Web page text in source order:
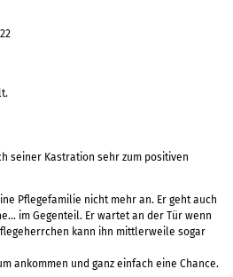
seiner Kastration sehr zum positiven
Pflegefamilie nicht mehr an. Er geht auch
im Gegenteil. Er wartet an der Tür wenn
kann ihn mittlerweile sogar
ankommen und ganz einfach eine Chance.